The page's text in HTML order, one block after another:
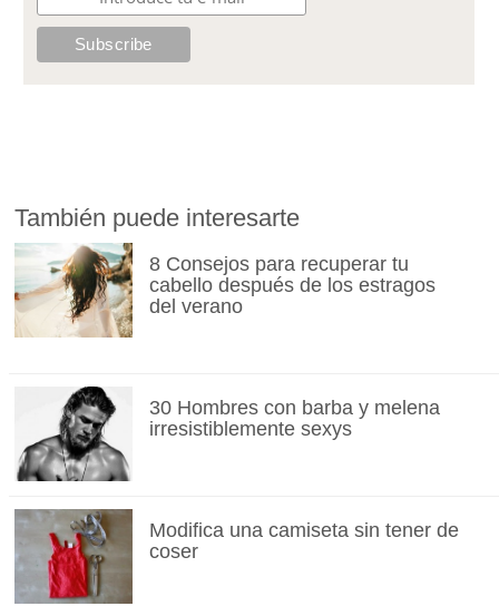
También puede interesarte
8 Consejos para recuperar tu
cabello después de los estragos
del verano
30 Hombres con barba y melena
irresistiblemente sexys
Modifica una camiseta sin tener de
coser